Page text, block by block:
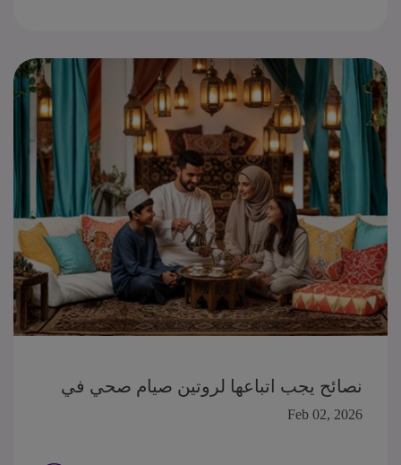
نصائح يجب اتباعها لروتين صيام صحي في
رمضان
Feb 02, 2026